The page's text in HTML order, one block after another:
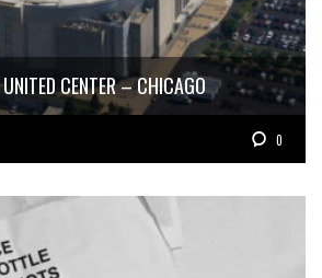
CENTER – CHICAGO
0